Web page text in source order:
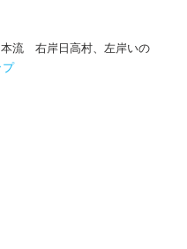
本流　右岸日高村、左岸いの
プ